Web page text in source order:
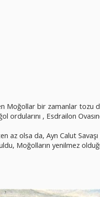
Moğollar bir zamanlar tozu
ordularını , Esdrailon
az olsa da, Ayn Calut
Moğolların yenilmez